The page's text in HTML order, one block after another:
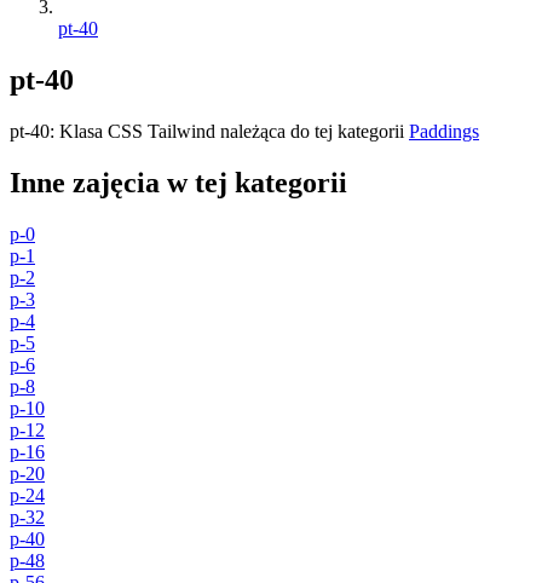
pt-40
pt-40
pt-40: Klasa CSS Tailwind należąca do tej kategorii Paddings
Inne zajęcia w tej kategorii
p-0
p-1
p-2
p-3
p-4
p-5
p-6
p-8
p-10
p-12
p-16
p-20
p-24
p-32
p-40
p-48